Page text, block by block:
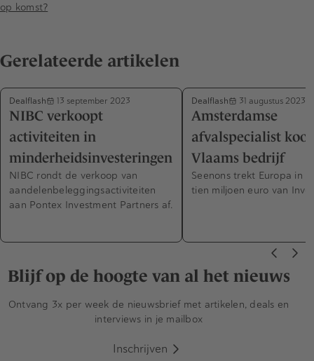
op komst?
Gerelateerde artikelen
Dealflash 13 september 2023
NIBC verkoopt
activiteiten in
minderheidsinvesteringen
NIBC rondt de verkoop van
aandelenbeleggingsactiviteiten
aan Pontex Investment Partners af.
Dealflash 31 augustus 2023
Amsterdamse
afvalspecialist
Vlaams bedrijf
Seenons trekt Europa in
tien miljoen euro van
Blijf op de hoogte van al het nieuws
Ontvang 3x per week de nieuwsbrief met artikelen, deals en
interviews in je mailbox
Inschrijven